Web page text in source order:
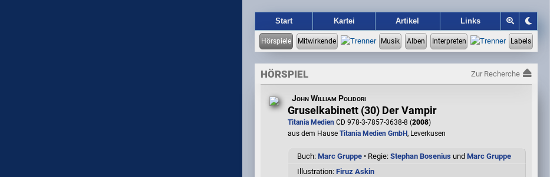
Start Kartei Artikel Links
HÖRSPIEL Zur Recherche
John William Polidori
Gruselkabinett (30) Der Vampir
Titania Medien CD 978-3-7857-3638-8 (2008)
aus dem Hause Titania Medien GmbH, Leverkusen
Buch: Marc Gruppe• Regie: Stephan Bosenius und Marc Gruppe
Illustration: Firuz Askin